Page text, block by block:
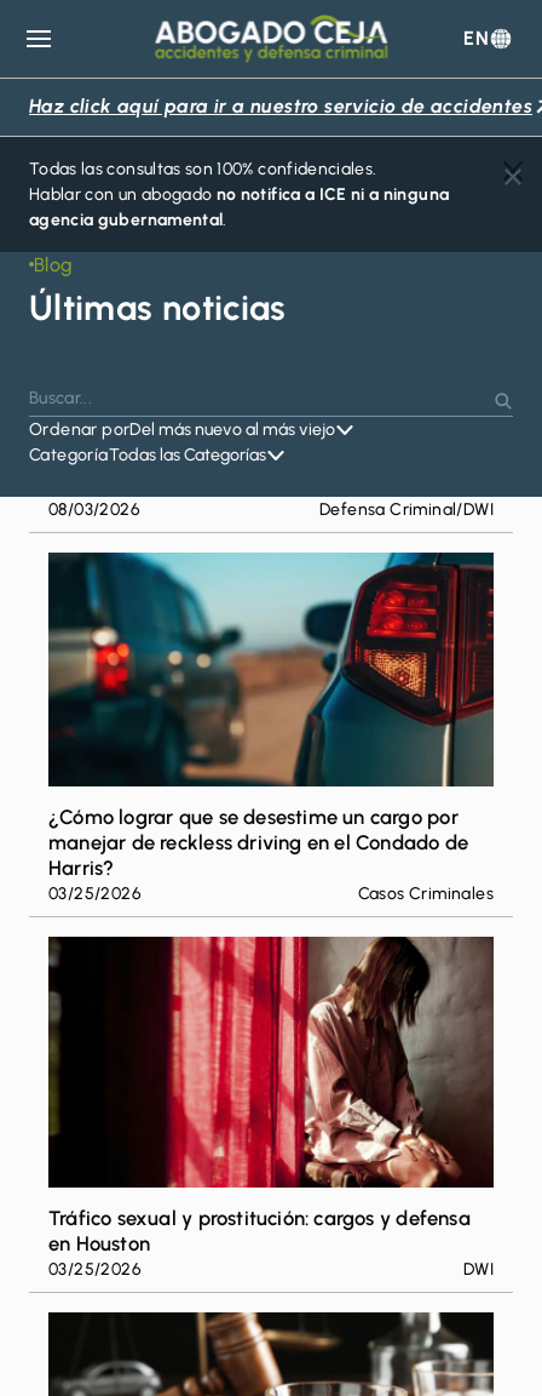
Abogado
Ceja
EN
Haz click aquí para ir a nuestro servicio de accidentes
Todas las consultas son 100% confidenciales.
Hablar con un abogado no notifica a ICE ni a ninguna
agencia gubernamental.
Blog
Últimas noticias
Buscar
por:
Presiona
Enter
para
buscar
Escape
Ordenar porDel más nuevo al más viejo
CategoríaTodas las Categorías
08/03/2026 Defensa Criminal/DWI
¿Cómo lograr que se desestime un cargo por
manejar de reckless driving en el Condado de
Harris?
03/25/2026 Casos Criminales
Tráfico sexual y prostitución: cargos y defensa
en Houston
03/25/2026 DWI